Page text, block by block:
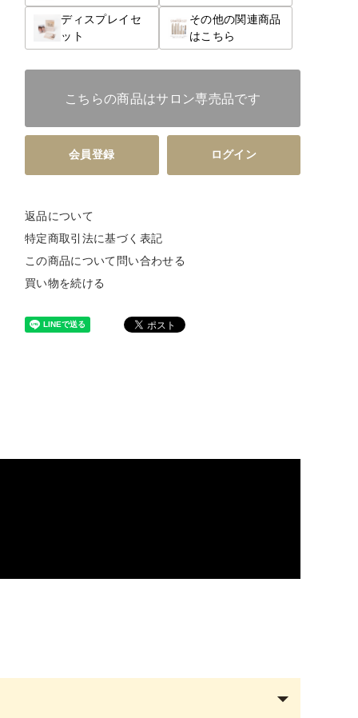
ディスプレイセ
ット
その他の関連商品
はこちら
こちらの商品はサロン専売品です
会員登録 ログイン
返品について
特定商取引法に基づく表記
この商品について問い合わせる
買い物を続ける